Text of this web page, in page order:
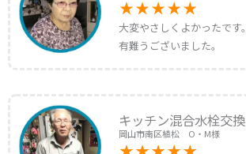
大変やさしくよかったです。
有難うございました。
キッチン混合水栓交換
岡山市南区植松 O・M様